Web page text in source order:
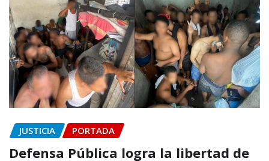
JUSTICIA PORTADA
Defensa Pública logra la libertad de